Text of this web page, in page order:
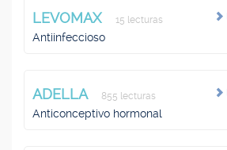
LEVOMAX 15 lecturas
Antiinfeccioso
ADELLA 855 lecturas
Anticonceptivo hormonal